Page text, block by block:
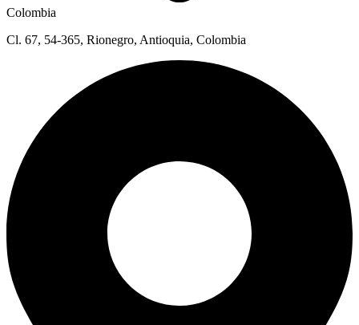
Colombia
Cl. 67, 54-365, Rionegro, Antioquia, Colombia